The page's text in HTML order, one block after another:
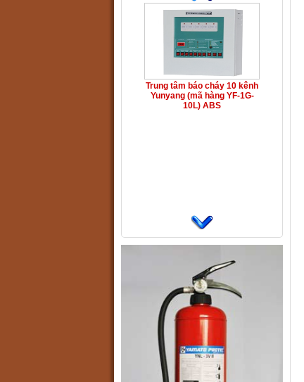
Trung tâm báo cháy 10 kênh
Yunyang (mã hàng YF-1G-
10L) ABS